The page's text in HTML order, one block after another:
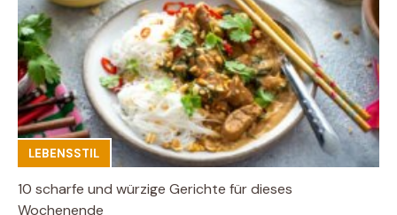
LEBENSSTIL
10 scharfe und würzige Gerichte für dieses
Wochenende